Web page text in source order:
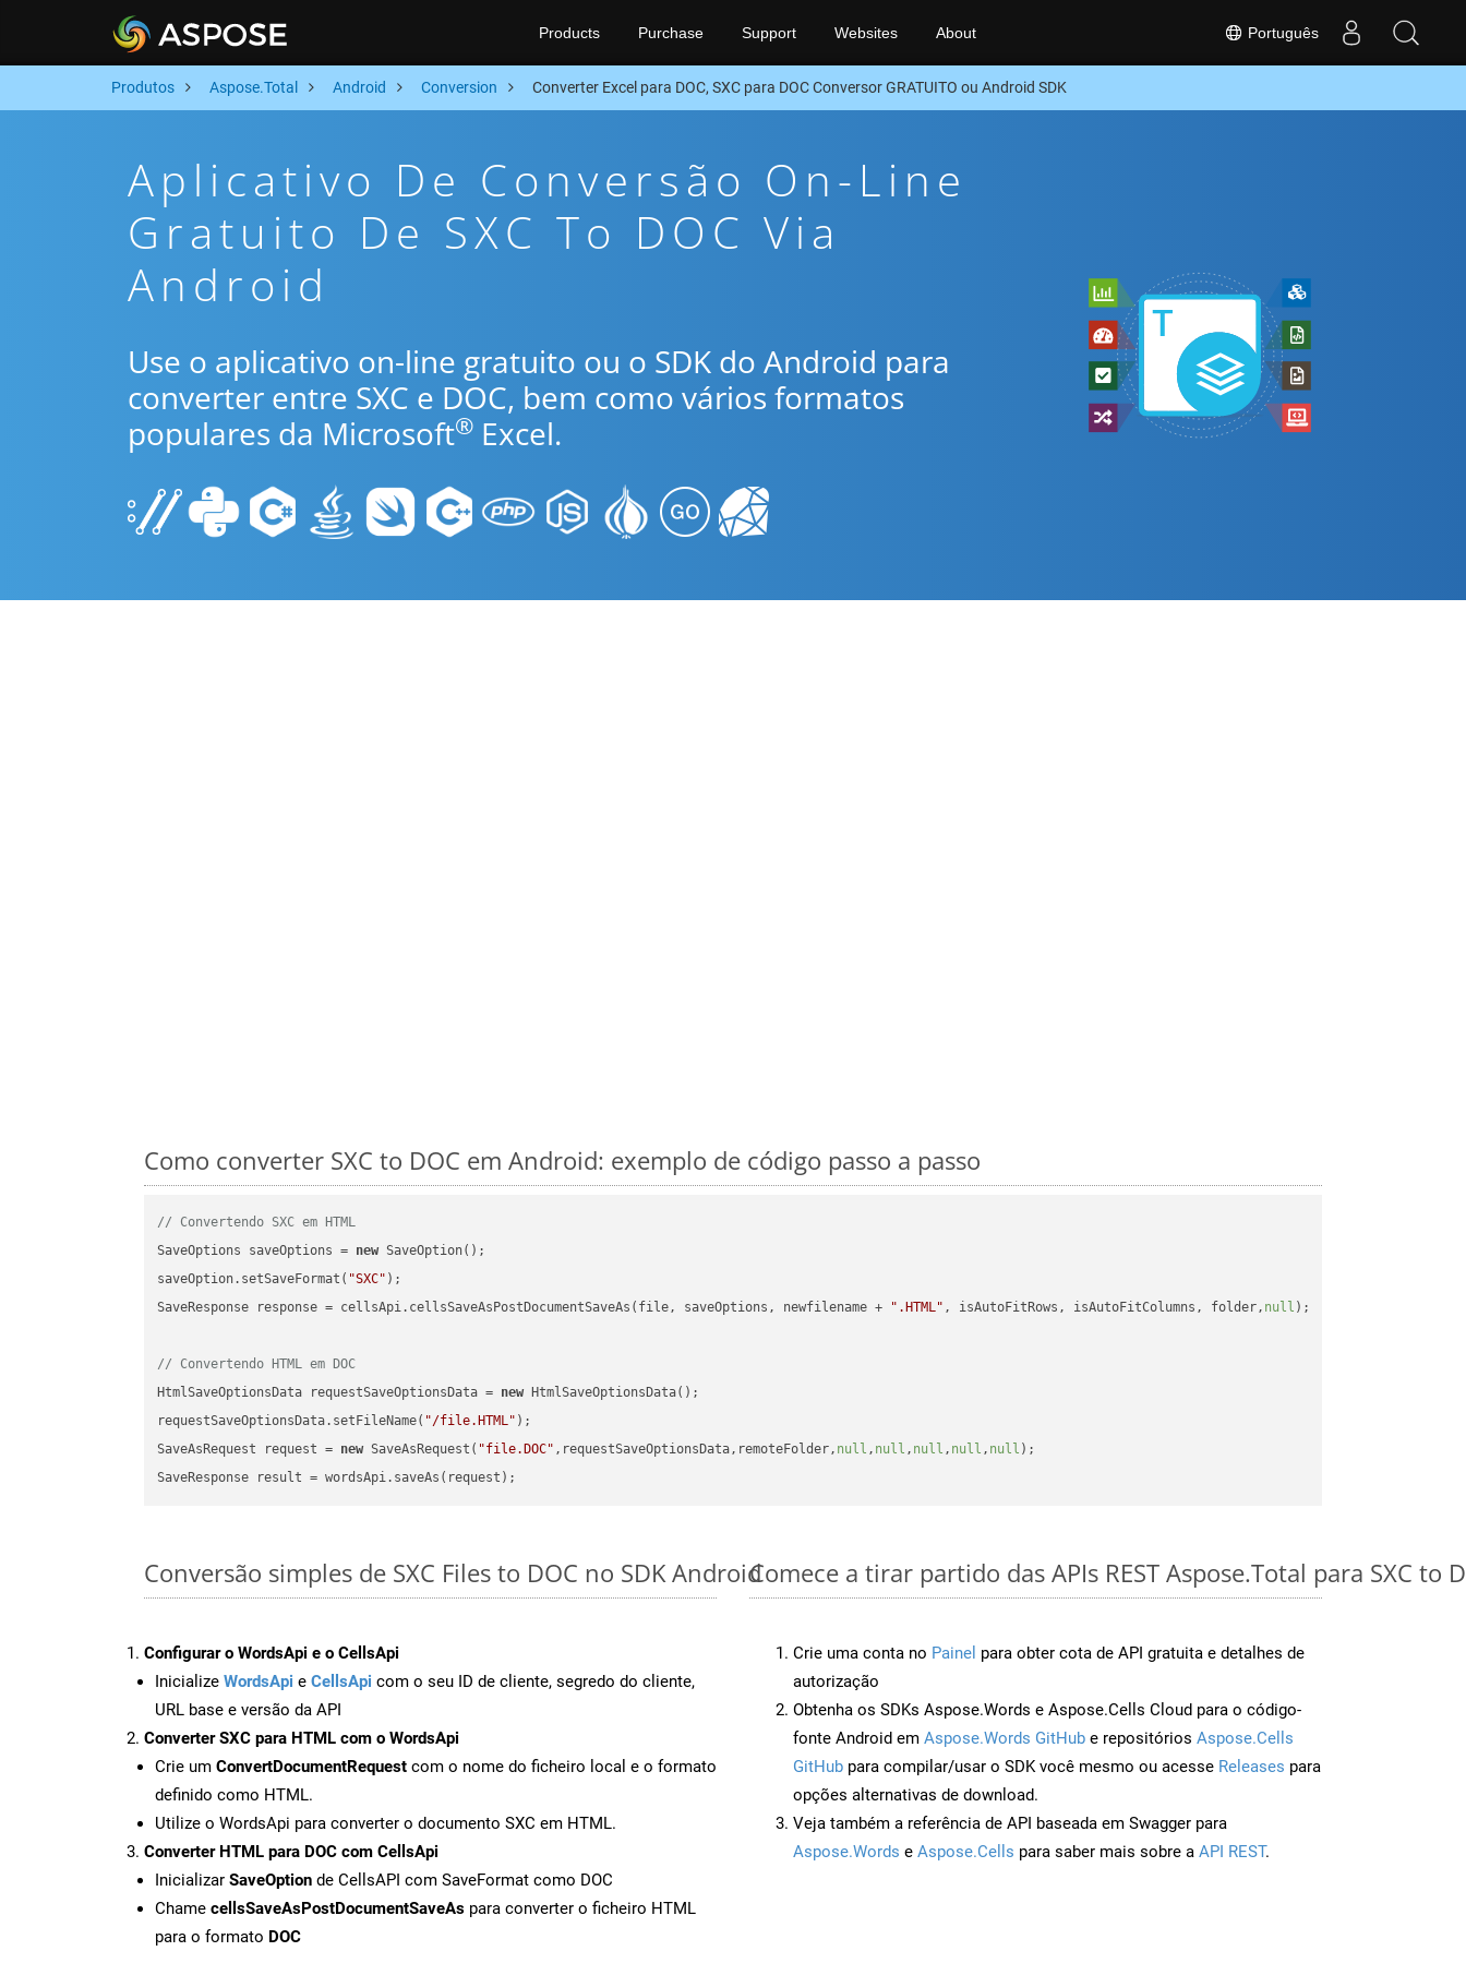
Português
Products Purchase Support Websites About
Produtos Aspose.Total Android Conversion Converter Excel para DOC, SXC para DOC Conversor GRATUITO ou Android SDK
Aplicativo De Conversão On-Line
Gratuito De SXC To DOC Via
Android
Use o aplicativo on-line gratuito ou o SDK do Android para
converter entre SXC e DOC, bem como vários formatos
populares da Microsoft® Excel.
Como converter SXC to DOC em Android: exemplo de código passo a passo
// Convertendo SXC em HTML
SaveOptions saveOptions = new SaveOption();
saveOption.setSaveFormat( "SXC" );
SaveResponse response = cellsApi.cellsSaveAsPostDocumentSaveAs(file, saveOptions, newfilename +
".HTML" , isAutoFitRows, isAutoFitColumns, folder, null );
// Convertendo HTML em DOC
HtmlSaveOptionsData requestSaveOptionsData = new HtmlSaveOptionsData();
requestSaveOptionsData.setFileName( "/file.HTML" );
SaveAsRequest request = new SaveAsRequest( "file.DOC" ,requestSaveOptionsData,remoteFolder, null , null , null , null , null );
Conversão simples de SXC Files to DOC no SDK Android
Configurar o WordsApi e o CellsApi
Inicialize WordsApi e CellsApi com o seu ID de cliente, segredo do cliente,
URL base e versão da API
Converter SXC para HTML com o WordsApi
Crie um ConvertDocumentRequest com o nome do ficheiro local e o formato
definido como HTML.
Utilize o WordsApi para converter o documento SXC em HTML.
Converter HTML para DOC com CellsApi
Inicializar SaveOption de CellsAPI com SaveFormat como DOC
Chame cellsSaveAsPostDocumentSaveAs para converter o ficheiro HTML
para o formato DOC
Comece a tirar partido das APIs REST Aspose.Total para SXC to
Crie uma conta no Painel para obter cota de API gratuita e detalhes de
autorização
Obtenha os SDKs Aspose.Words e Aspose.Cells Cloud para o código-
fonte Android em Aspose.Words GitHub e repositórios Aspose.Cells
GitHub para compilar/usar o SDK você mesmo ou acesse Releases para
opções alternativas de download.
Veja também a referência de API baseada em Swagger para
Aspose.Words e Aspose.Cells para saber mais sobre a API REST.